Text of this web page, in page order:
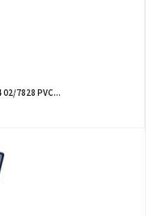
02/7828 PVC...